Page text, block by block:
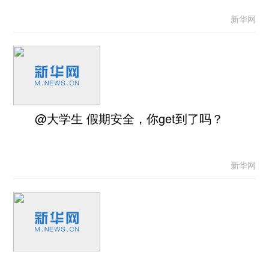
新华网
@大学生 假期安全，你get到了吗？
新华网